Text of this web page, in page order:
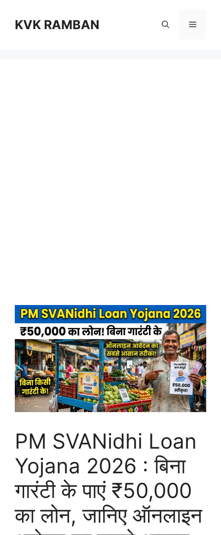
contentKVK RAMBAN Menu
PM SVANidhi Loan
Yojana 2026 : बिना
गारंटी के पाएं ₹50,000
का लोन, जानिए ऑनलाइन